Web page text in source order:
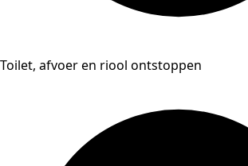
Toilet, afvoer en riool ontstoppen